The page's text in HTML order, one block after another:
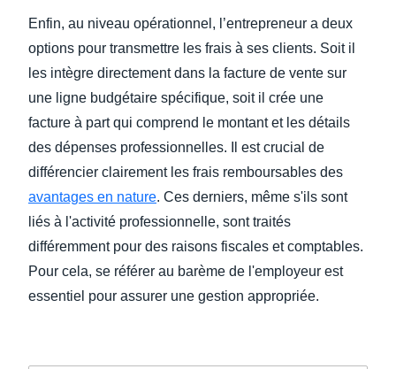
Enfin, au niveau opérationnel, l’entrepreneur a deux
options pour transmettre les frais à ses clients. Soit il
les intègre directement dans la facture de vente sur
une ligne budgétaire spécifique, soit il crée une
facture à part qui comprend le montant et les détails
des dépenses professionnelles. Il est crucial de
différencier clairement les frais remboursables des
avantages en nature. Ces derniers, même s'ils sont
liés à l'activité professionnelle, sont traités
différemment pour des raisons fiscales et comptables.
Pour cela, se référer au barème de l'employeur est
essentiel pour assurer une gestion appropriée.